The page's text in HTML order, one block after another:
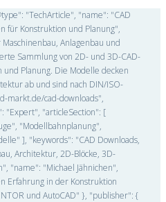
"TechArticle", "name": "CAD
für Konstruktion und Planung",
Anlagenbau und
Sammlung von 2D- und 3D-CAD-
und Planung. Die Modelle decken
ab und sind nach DIN/ISO-
markt.de/cad-downloads",
"Expert", "articleSection": [
"Modellbahnplanung",
], "keywords": "CAD Downloads,
Architektur, 2D-Blöcke, 3D-
"name": "Michael Jähnichen",
Erfahrung in der Konstruktion
und AutoCAD" }, "publisher": {